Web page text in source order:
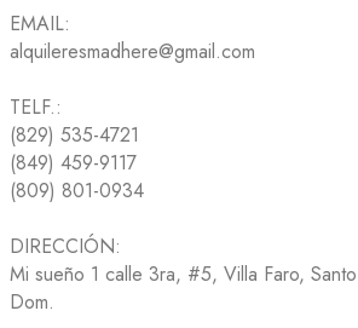
EMAIL:
alquileresmadhere@gmail.com
TELF.:
(829) 535-4721
(849) 459-9117
(809) 801-0934
DIRECCIÓN:
Mi sueño 1 calle 3ra, #5, Villa Faro,
Dom.